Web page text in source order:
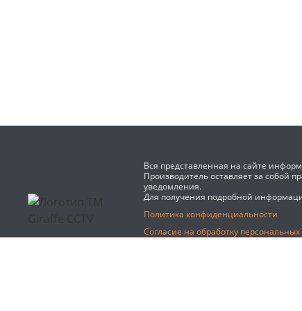
Вся представленная на сайте
Производитель оставляет за собой
уведомления.
Для получения подробной
Политика конфиденциальности
Согласие на обработку